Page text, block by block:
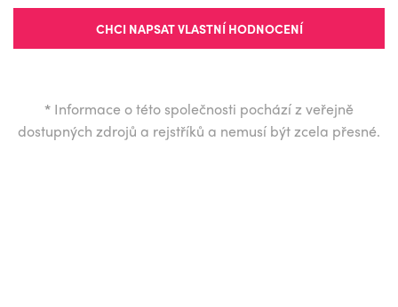
CHCI NAPSAT VLASTNÍ HODNOCENÍ
* Informace o této společnosti pochází z veřejně
dostupných zdrojů a rejstříků a nemusí být zcela přesné.